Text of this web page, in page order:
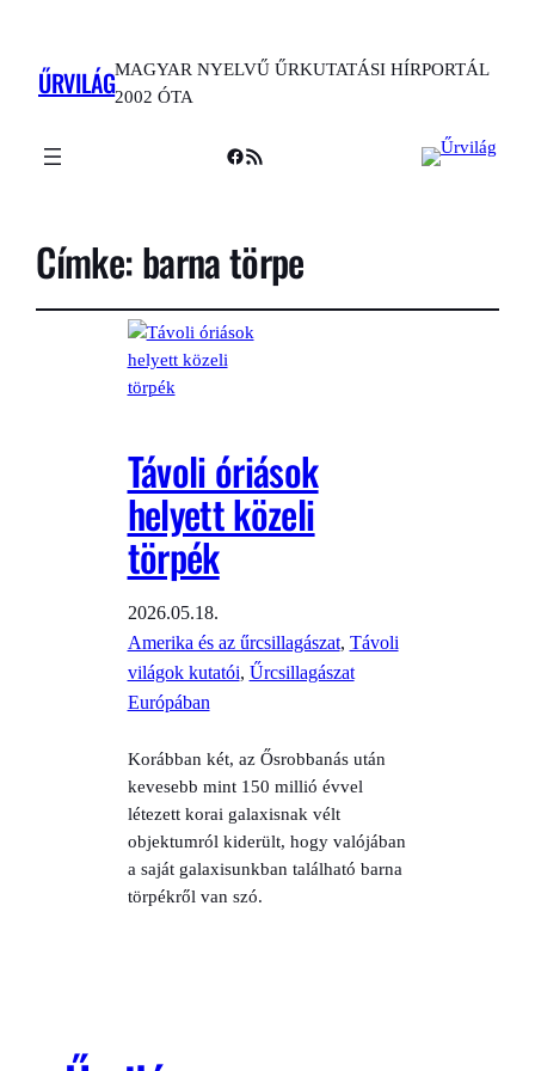
ŰRVILÁGMAGYAR NYELVŰ ŰRKUTATÁSI HÍRPORTÁL
2002 ÓTA
Facebook
RSS Feed
Címke:barna törpe
Távoli óriások
helyett közeli
törpék
2026.05.18.
Amerika és az űrcsillagászat, Távoli
világok kutatói, Űrcsillagászat
Európában
Korábban két, az Ősrobbanás után
kevesebb mint 150 millió évvel
létezett korai galaxisnak vélt
objektumról kiderült, hogy valójában
a saját galaxisunkban található barna
törpékről van szó.